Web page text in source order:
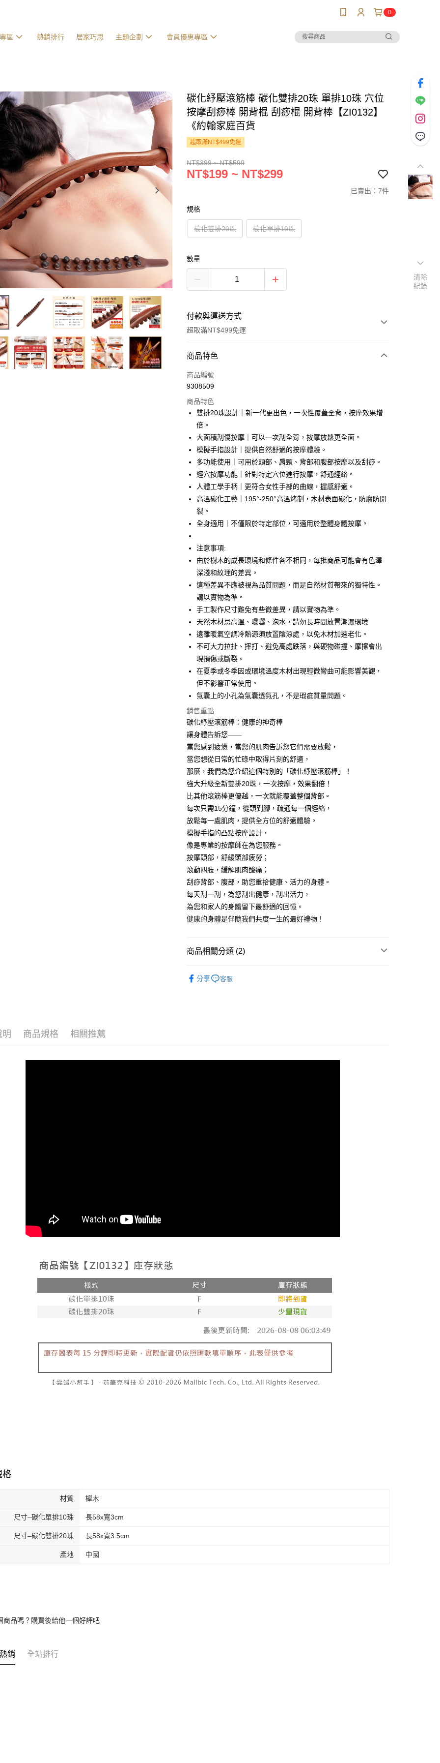
0
區 熱銷排行 居家巧思 主題企劃 會員優惠專區
碳化紓壓滾筋棒 碳化雙排20珠 單排10珠 穴位
按摩刮痧棒 開背棍 刮痧棍 開背棒【ZI0132】
《約翰家庭百貨
超取滿NT$499免運
NT$399 ~ NT$599
NT$199 ~ NT$299
已賣出：7件
規格
碳化雙排20珠 碳化單排10珠
數量
付款與運送方式
超取滿NT$499免運
付款方式
信用卡一次付款
LINE Pay
Apple Pay
街口支付
悠遊付
AFTEE先享後付
相關說明
【關於「AFTEE先享後付」】
AFTEE先享後付是「在收到商品之後才付款」的支付方式。 讓您購物簡單
便利好安心！
２．便利：只要手機號碼，簡訊認證，即可結帳。
３．安心：先確認商品／服務後，再付款。
【「AFTEE先享後付」結帳流程】
１．於結帳方式選擇「AFTEE先享後付」後，將跳轉至「AFTEE先享後
付」結帳頁面，進行簡訊認證並確認金額後，即可完成結帳。
２．訂單成立數日內，您將收到繳費通知簡訊。
３．收到繳費通知簡訊後14天內，點擊此簡訊中的連結，可透過四大超商
／ATM／網路銀行／等多元方式進行付款，方視為交易完成。
※ 請注意：結帳手續完成當下不需立刻繳費，但若您需要取消訂單，請聯
先享後付繳納相關費用。
※ 交易是否成功請以「AFTEE先享後付 」之結帳頁面顯示為準，若有關於
是否繳費成功／繳費後需取消欲退款等相關疑問，請聯繫「AFTEE先享後
付客戶支援中心」
【注意事項】
交易，需依本服務之必要範圍內提供個人資料，並將交易相關給付款項請
求債權轉讓予恩沛科技股份有限公司。
２．關於個人資料處理事宜，請瀏覽以下網址：
https://aftee.tw/terms/#terms3
３．未成年的使用者請事先徵得法定代理人或監護人之同意方可使用
「AFTEE先享後付」，若未經同意申辦者引起之損失，本公司不負相關責
任。
４．使用「AFTEE先享後付」時，將依據個別帳號之用戶狀況，依本公司
即時審查核予不同之上限額度；若仍有額度不足之情形，本公司將視審查
５．嚴禁一人註冊多個帳號或使用他人資訊註冊。若發現惡意使用之情
形，恩沛科技股份有限公司將有權停止該用戶之使用額度並採取法律行
動。
ATM付款
運送方式
全家取貨付款
每筆NT$60，滿NT$499(含以上)免運費
7-11取貨付款
每筆NT$60，滿NT$499(含以上)免運費
7-11取貨(快速到店)
每筆NT$115
宅配
每筆NT$100，滿NT$799(含以上)免運費
離島宅配
每筆NT$150
商品特色
商品編號
9308509
商品特色
雙排20珠設計｜新一代更出色，一次性覆蓋全背，按摩效果增
倍。
大面積刮傷按摩｜可以一次刮全背，按摩放鬆更全面。
模擬手指設計｜提供自然舒適的按摩體驗。
多功能使用｜可用於頭部、肩頸、背部和腹部按摩以及刮痧。
經穴按摩功能｜針對特定穴位進行按摩，舒通經絡。
人體工學手柄｜更符合女性手部的曲線，握感舒適。
高溫碳化工藝｜195°-250°高溫烤制，木材表面碳化，防腐防開
裂。
全身適用｜不僅限於特定部位，可適用於整體身體按摩。
注意事項:
由於樹木的成長環境和條件各不相同，每批商品可能會有色澤
深淺和紋理的差異。
這種差異不應被視為品質問題，而是自然材質帶來的獨特性。
請以實物為準。
手工製作尺寸難免有些微差異，請以實物為準。
天然木材忌高溫、曝曬、泡水，請勿長時間放置潮濕環境
遠離暖氣空調冷熱源須放置陰涼處，以免木材加速老化。
不可大力拉扯、摔打、避免高處跌落，與硬物碰撞、摩擦會出
現損傷或斷裂。
在夏季或冬季因或環境溫度木材出現輕微彎曲可能影響美觀，
但不影響正常使用。
氣囊上的小孔為氣囊透氣孔，不是瑕疵質量問題。
銷售重點
碳化紓壓滾筋棒：健康的神奇棒
讓身體告訴您——
當您感到疲憊，當您的肌肉告訴您它們需要放鬆，
當您想從日常的忙碌中取得片刻的舒適，
那麼，我們為您介紹這個特別的「碳化紓壓滾筋棒」！
強大升級全新雙排20珠，一次按摩，效果翻倍！
比其他滾筋棒更優越，一次就能覆蓋整個背部。
每次只需15分鐘，從頭到腳，疏通每一個經絡，
放鬆每一處肌肉，提供全方位的舒適體驗。
模擬手指的凸點按摩設計，
像是專業的按摩師在為您服務。
按摩頭部，舒緩頭部疲勞；
滾動四肢，緩解肌肉酸痛；
刮痧背部、腹部，助您重拾健康、活力的身體。
每天刮一刮，為您刮出健康，刮出活力，
為您和家人的身體留下最舒適的回憶。
健康的身體是伴隨我們共度一生的最好禮物！
商品相關分類 (2)
分享 客服
明 商品規格 相關推薦
格
材質 櫸木
尺寸–碳化單排10珠 長58x寬3cm
尺寸–碳化雙排20珠 長58x寬3.5cm
產地 中國
商品嗎？購買後給他一個好評吧
銷 全站排行
清除
紀錄